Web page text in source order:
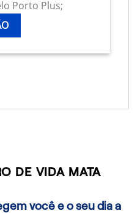
Porto Plus;
DE VIDA MATA
você e o seu dia a